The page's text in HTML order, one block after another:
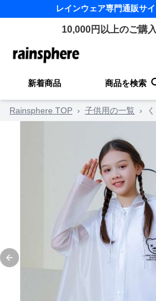
レインウェア専門通販サイ
10,000円以上のご購
新着商品 商品を検索
Rainsphere TOP › 子供用の一覧 ›
Previous slide